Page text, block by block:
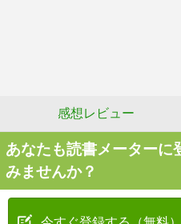
感想レビュー
あなたも読書メーターに
みませんか？